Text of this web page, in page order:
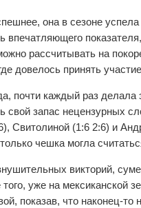
она в сезоне
впечатляющего
рассчитывать на
довелось принять
почти каждый раз делала
свой запас нецензурных
Свитолиной (1:6 2:6) и
чешка могла
викторий,
уже на мексиканской
показав, что наконец-то